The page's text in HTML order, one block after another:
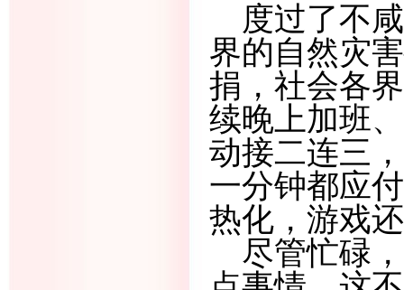
度过了不咸
界的自然灾害
捐，社会各
续晚上加班
动接二连三
一分钟都应
热化，游戏
尽管忙碌，